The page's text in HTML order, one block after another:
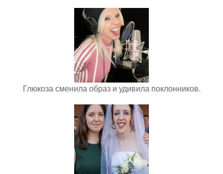
Глюкоза сменила образ и удивила поклонников.